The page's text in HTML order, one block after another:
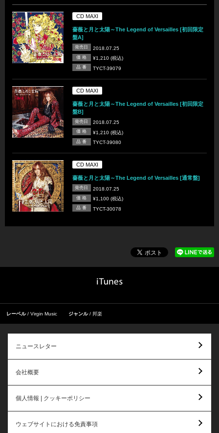
CD MAXI
薔薇と月と太陽～The Legend of Versailles [初回限定
盤A]
発売日 2018.07.25
価 格 ¥1,210 (税込)
品 番 TYCT-39079
CD MAXI
薔薇と月と太陽～The Legend of Versailles [初回限定
盤B]
発売日 2018.07.25
価 格 ¥1,210 (税込)
品 番 TYCT-39080
CD MAXI
薔薇と月と太陽～The Legend of Versailles [通常盤]
発売日 2018.07.25
価 格 ¥1,100 (税込)
品 番 TYCT-30078
レーベル Virgin Music ジャンル 邦楽
ニュースレター
会社概要
個人情報 | クッキーポリシー
ウェブサイトにおける免責事項